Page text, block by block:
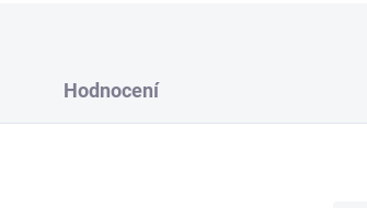
Hodnocení